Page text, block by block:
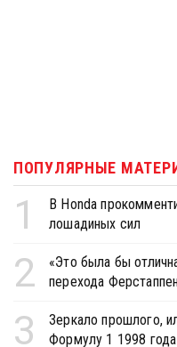
ПОПУЛЯРНЫЕ
1
В Honda
лошадиных сил
2
«Это была бы
перехода
3
Зеркало прошлого,
Формулу 1 1998 года